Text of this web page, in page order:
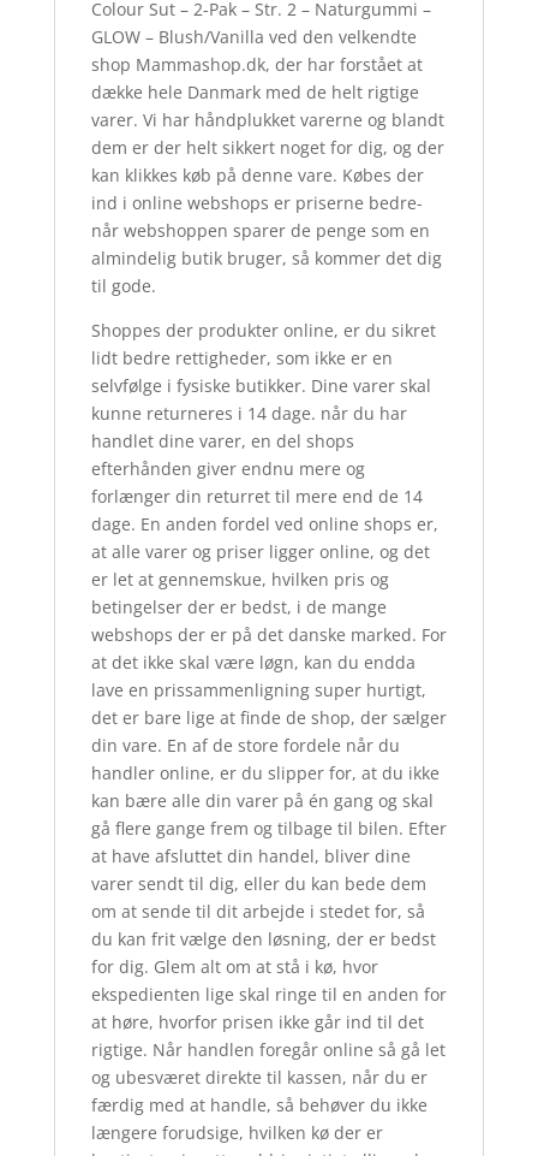
Colour Sut – 2-Pak – Str. 2 – Naturgummi –
GLOW – Blush/Vanilla ved den velkendte
shop Mammashop.dk, der har forstået at
dække hele Danmark med de helt rigtige
varer. Vi har håndplukket varerne og blandt
dem er der helt sikkert noget for dig, og der
kan klikkes køb på denne vare. Købes der
ind i online webshops er priserne bedre-
når webshoppen sparer de penge som en
almindelig butik bruger, så kommer det dig
til gode.
Shoppes der produkter online, er du sikret
lidt bedre rettigheder, som ikke er en
selvfølge i fysiske butikker. Dine varer skal
kunne returneres i 14 dage. når du har
handlet dine varer, en del shops
efterhånden giver endnu mere og
forlænger din returret til mere end de 14
dage. En anden fordel ved online shops er,
at alle varer og priser ligger online, og det
er let at gennemskue, hvilken pris og
betingelser der er bedst, i de mange
webshops der er på det danske marked. For
at det ikke skal være løgn, kan du endda
lave en prissammenligning super hurtigt,
det er bare lige at finde de shop, der sælger
din vare. En af de store fordele når du
handler online, er du slipper for, at du ikke
kan bære alle din varer på én gang og skal
gå flere gange frem og tilbage til bilen. Efter
at have afsluttet din handel, bliver dine
varer sendt til dig, eller du kan bede dem
om at sende til dit arbejde i stedet for, så
du kan frit vælge den løsning, der er bedst
for dig. Glem alt om at stå i kø, hvor
ekspedienten lige skal ringe til en anden for
at høre, hvorfor prisen ikke går ind til det
rigtige. Når handlen foregår online så gå let
og ubesværet direkte til kassen, når du er
færdig med at handle, så behøver du ikke
længere forudsige, hvilken kø der er